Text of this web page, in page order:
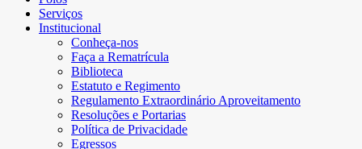
Serviços
Institucional
Conheça-nos
Faça a Rematrícula
Biblioteca
Estatuto e Regimento
Regulamento Extraordinário Aproveitamento
Resoluções e Portarias
Política de Privacidade
Egressos